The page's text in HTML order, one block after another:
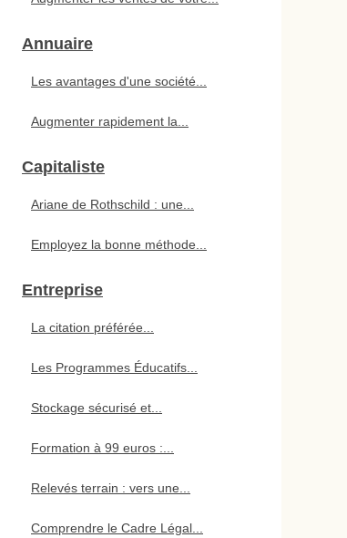
Annuaire
Les avantages d'une société...
Augmenter rapidement la...
Capitaliste
Ariane de Rothschild : une...
Employez la bonne méthode...
Entreprise
La citation préférée...
Les Programmes Éducatifs...
Stockage sécurisé et...
Formation à 99 euros :...
Relevés terrain : vers une...
Comprendre le Cadre Légal...